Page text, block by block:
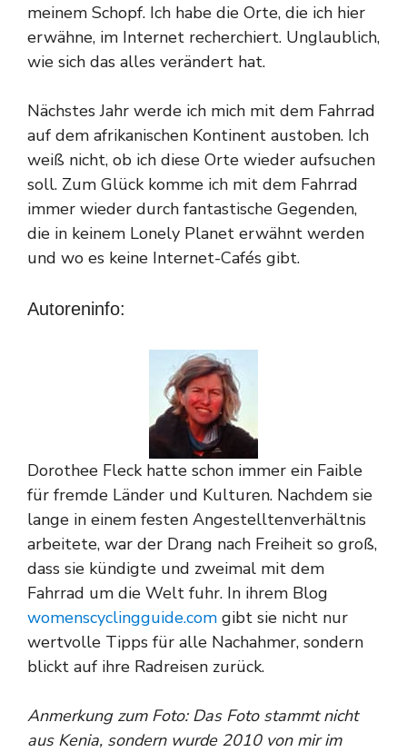
meinem Schopf. Ich habe die Orte, die ich hier
erwähne, im Internet recherchiert. Unglaublich,
wie sich das alles verändert hat.
Nächstes Jahr werde ich mich mit dem Fahrrad
auf dem afrikanischen Kontinent austoben. Ich
weiß nicht, ob ich diese Orte wieder aufsuchen
soll. Zum Glück komme ich mit dem Fahrrad
immer wieder durch fantastische Gegenden,
die in keinem Lonely Planet erwähnt werden
und wo es keine Internet-Cafés gibt.
Autoreninfo:
Dorothee Fleck hatte schon immer ein Faible
für fremde Länder und Kulturen. Nachdem sie
lange in einem festen Angestelltenverhältnis
arbeitete, war der Drang nach Freiheit so groß,
dass sie kündigte und zweimal mit dem
Fahrrad um die Welt fuhr. In ihrem Blog
womenscyclingguide.com gibt sie nicht nur
wertvolle Tipps für alle Nachahmer, sondern
blickt auf ihre Radreisen zurück.
Anmerkung zum Foto: Das Foto stammt nicht
aus Kenia, sondern wurde 2010 von mir im